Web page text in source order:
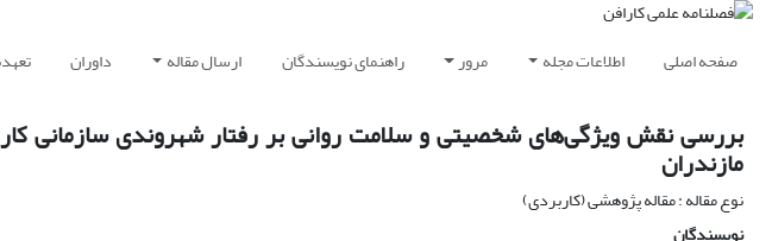
صفحه اصلی اطلاعات مجله مرور راهنمای نویسندگان ارسال مقاله داوران
بررسی نقش ویژگی‌های شخصیتی و سلامت روانی بر رفتار شهروندی سازمانی
مازندران
نوع مقاله : مقاله پژوهشی (کاربردی)